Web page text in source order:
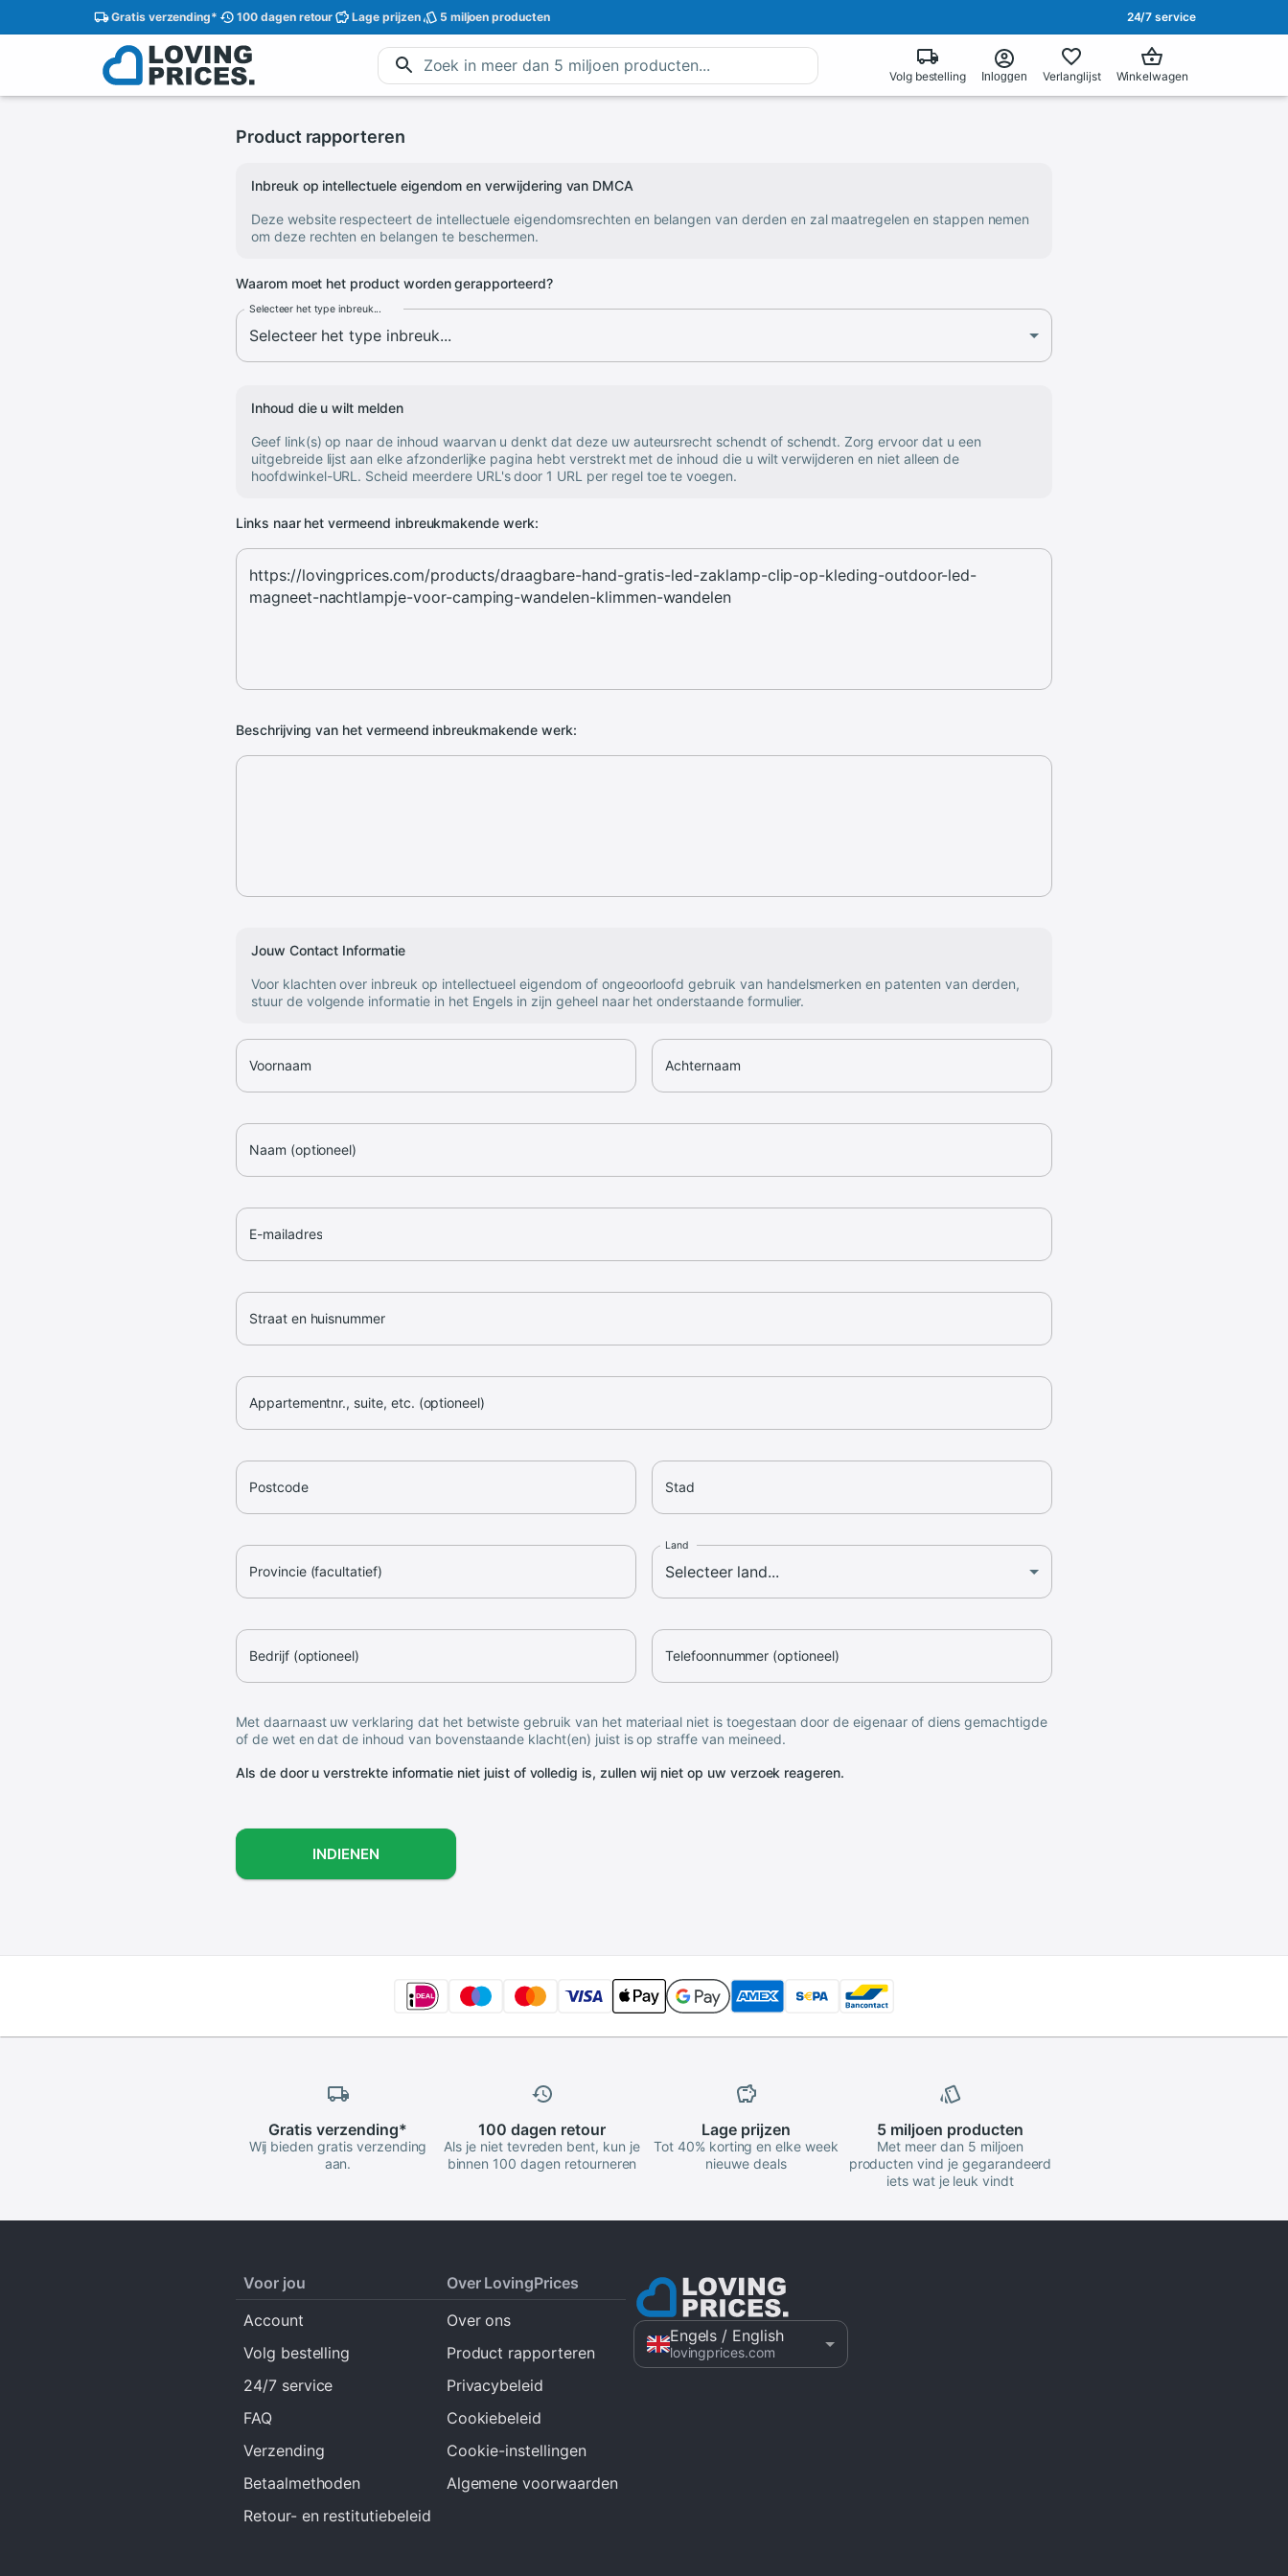
Gratisverzending* 100 dagenretour Lage prijzen 5 miljoen producten 24/7 service
Volg bestelling Inloggen Verlanglijst Winkelwagen
Product rapporteren
Inbreuk op intellectuele eigendom en verwijdering van DMCA
Deze website respecteert de intellectuele eigendomsrechten en belangen van derden en zal maatregelen en stappen nemen
om deze rechten en belangen te beschermen.
Waarom moet het product worden gerapporteerd?
Selecteer het type inbreuk...
Inhoud die u wilt melden
Geef link(s) op naar de inhoud waarvan u denkt dat deze uw auteursrecht schendt of schendt. Zorg ervoor dat u een
uitgebreide lijst aan elke afzonderlijke pagina hebt verstrekt met de inhoud die u wilt verwijderen en niet alleen de
hoofdwinkel-URL. Scheid meerdere URL's door 1 URL per regel toe te voegen.
Links naar het vermeend inbreukmakende werk:
Beschrijving van het vermeend inbreukmakende werk:
Jouw Contact Informatie
Voor klachten over inbreuk op intellectueel eigendom of ongeoorloofd gebruik van handelsmerken en patenten van derden,
stuur de volgende informatie in het Engels in zijn geheel naar het onderstaande formulier.
Voornaam Achternaam
Naam (optioneel)
E-mailadres
Straat en huisnummer
Appartementnr., suite, etc. (optioneel)
Postcode Stad
Provincie (facultatief)
Land
Bedrijf (optioneel) Telefoonnummer (optioneel)
Met daarnaast uw verklaring dat het betwiste gebruik van het materiaal niet is toegestaan door de eigenaar of diens gemachtigde
of de wet en dat de inhoud van bovenstaande klacht(en) juist is op straffe van meineed.
Als de door u verstrekte informatie niet juist of volledig is, zullen wij niet op uw verzoek reageren.
INDIENEN
Gratis verzending*
Wij bieden gratis verzending
aan.
100 dagen retour
Als je niet tevreden bent, kun je
binnen 100 dagen retourneren
Lage prijzen
Tot 40% korting en elke week
nieuwe deals
5 miljoen producten
Met meer dan 5 miljoen
producten vind je gegarandeerd
iets wat je leuk vindt
Voor jou
Account
Volg bestelling
24/7 service
FAQ
Verzending
Betaalmethoden
Retour- en restitutiebeleid
Over LovingPrices
Over ons
Product rapporteren
Privacybeleid
Cookiebeleid
Cookie-instellingen
Algemene voorwaarden
Engels / English
lovingprices.com